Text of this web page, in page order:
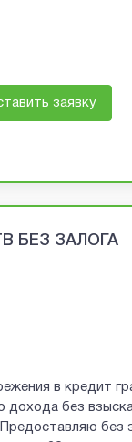
заявку
БЕЗ ЗАЛОГА
в кредит
дохода без
без